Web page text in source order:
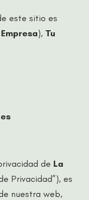
este sitio es
), Tu
de La
Privacidad”), es
nuestra web,